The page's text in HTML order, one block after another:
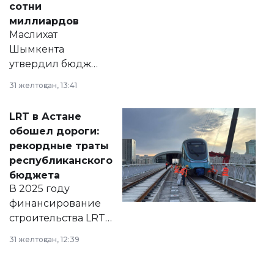
сотни
миллиардов
Маслихат
Шымкента
утвердил бюджет
2028 годы.
документ
появился в базе
нормативных
правовых актов и
на сайте маслихат
города.
31 желтоқсан, 13:41
LRT в Астане
обошел дороги:
рекордные траты
республиканского
бюджета
В 2025 году
финансирование
строительства LRT
республиканского
31 желтоқсан, 12:39